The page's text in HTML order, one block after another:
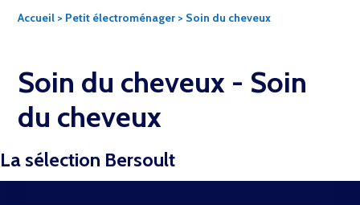
Accueil > Petit électroménager > Soin du cheveux
Soin du cheveux - Soin
du cheveux
La sélection Bersoult